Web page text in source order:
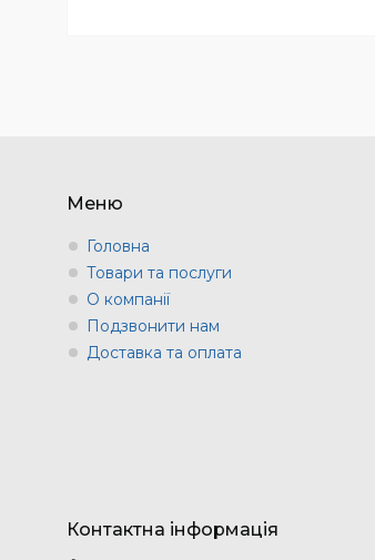
Меню
Головна
Товари та послуги
О компанії
Подзвонити нам
Доставка та оплата